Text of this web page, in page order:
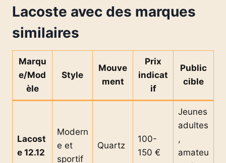
Lacoste avec des marques
similaires
Marqu
e/Mod
èle
Style
Mouve
ment
Prix
indicat
if
Public
cible
Lacost
e 12.12
Modern
e et
sportif
Quartz
100-
150 €
Jeunes
adultes
,
amateu